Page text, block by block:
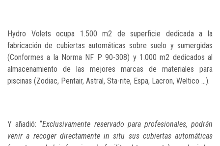
Hydro Volets ocupa 1.500 m2 de superficie dedicada a la
fabricación de cubiertas automáticas sobre suelo y sumergidas
(Conformes a la Norma NF P 90-308) y 1.000 m2 dedicados al
almacenamiento de las mejores marcas de materiales para
piscinas (Zodiac, Pentair, Astral, Sta-rite, Espa, Lacron, Weltico ...).
Y añadió: “Exclusivamente reservado para profesionales, podrán
venir a recoger directamente in situ sus cubiertas automáticas